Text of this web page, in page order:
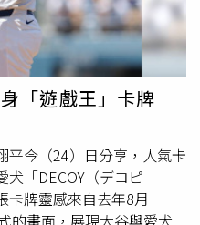
的一次觸身球卻被主審誤判
判意外救了中華隊，因為鍾
門塔敲出二壘安打，中華隊
壘手展現美技，兩度成功
，雙方依舊是戰成5比5。
手越過雷池一步，主投4.2
幾近完美表現。6局下，中
野防線，2人出局後鍾定
優異的墨西哥內野防線竟
林楷宸代跑，林楷宸盜壘
，目前打擊率為0.154、
論表示，「看大頭貼就知
她跟某選手在飯店，該不會
力不行，但戀愛對象來說
人在說她男友是我們球
朴洙鍾按了李珠珢貼文讚又
不好是有原因的」。（圖
）韓網瘋傳人生四
）
「遊戲王」卡牌
平今（24）日分享，人氣卡
「DECOY（デコピ
卡牌靈感來自去年8月